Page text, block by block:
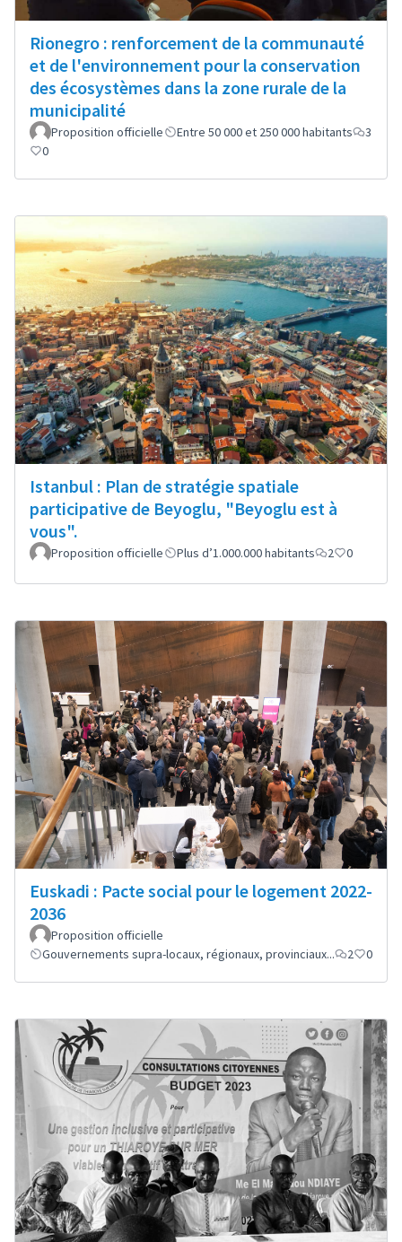
Rionegro : renforcement de la communauté
et de l'environnement pour la conservation
des écosystèmes dans la zone rurale de la
municipalité
Proposition officielle Entre 50 000 et 250 000 habitants
3
0
Istanbul : Plan de stratégie spatiale
participative de Beyoglu, "Beyoglu est à
vous".
Proposition officielle Plus d’1.000.000 habitants 2 0
Euskadi : Pacte social pour le logement 2022-
2036
Proposition officielle
Gouvernements supra-locaux, régionaux, provinciaux...
2 0